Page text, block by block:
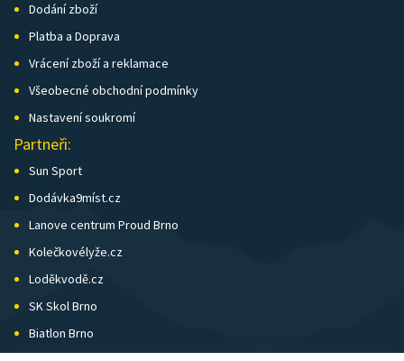
Dodání zboží
Platba a Doprava
Vrácení zboží a reklamace
Všeobecné obchodní podmínky
Nastavení soukromí
Partneři:
Sun Sport
Dodávka9míst.cz
Lanove centrum Proud Brno
Kolečkovélyže.cz
Loděkvodě.cz
SK Skol Brno
Biatlon Brno